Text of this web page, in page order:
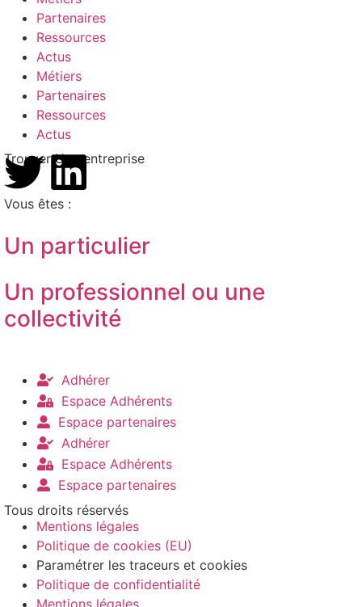
Partenaires
Ressources
Actus
Métiers
Partenaires
Ressources
Actus
Trouver Une entreprise
Vous êtes :
Un particulier
Un professionnel ou une
collectivité
Adhérer
Espace Adhérents
Espace partenaires
Adhérer
Espace Adhérents
Espace partenaires
Tous droits réservés
Mentions légales
Politique de cookies (EU)
Paramétrer les traceurs et cookies
Politique de confidentialité